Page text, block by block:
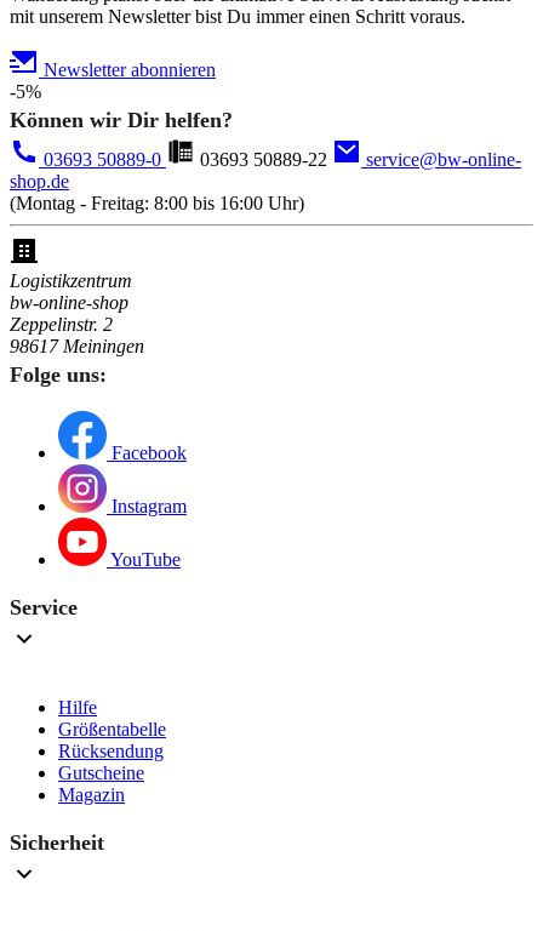
mit unserem Newsletter bist Du immer einen Schritt voraus.
Newsletter abonnieren
-5%
Können wir Dir helfen?
03693 50889-0 03693 50889-22
service@bw-online-
shop.de
(Montag - Freitag: 8:00 bis 16:00 Uhr)
Logistikzentrum
bw-online-shop
Zeppelinstr. 2
98617 Meiningen
Folge uns:
Facebook
Instagram
YouTube
Service
Hilfe
Größentabelle
Rücksendung
Gutscheine
Magazin
Sicherheit